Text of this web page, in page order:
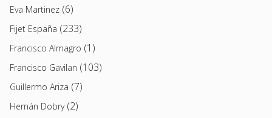
Eva Martinez (6)
Fijet España (233)
Francisco Almagro (1)
Francisco Gavilan (103)
Guillermo Ariza (7)
Hernán Dobry(2)